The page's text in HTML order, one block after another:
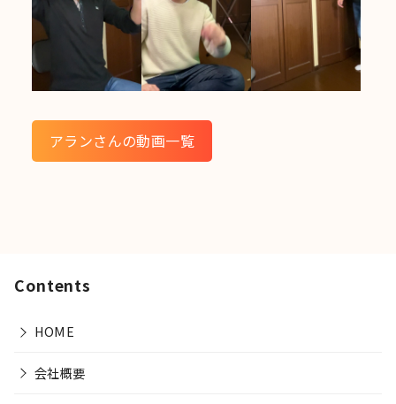
アランさんの動画一覧
Contents
HOME
会社概要